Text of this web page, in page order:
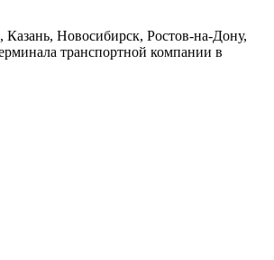
Новосибирск, Ростов-на-Дону,
транспортной компании в